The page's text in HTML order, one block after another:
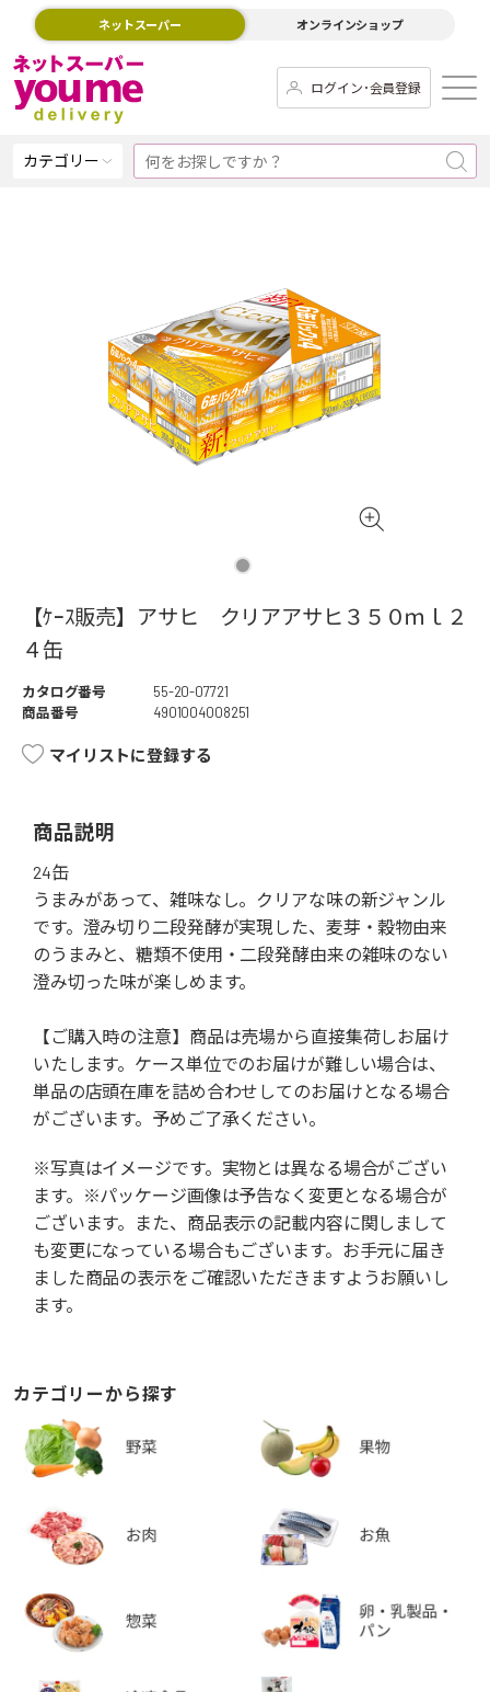
ネットスーパー オンラインショップ
ログイン･会員登録
カテゴリー
【ｹｰｽ販売】アサヒ クリアアサヒ３５０ｍｌ２
４缶
カタログ番号
55-20-07721
商品番号
4901004008251
マイリストに登録する
商品説明
24缶
うまみがあって、雑味なし。クリアな味の新ジャンル
です。澄み切り二段発酵が実現した、麦芽・穀物由来
のうまみと、糖類不使用・二段発酵由来の雑味のない
澄み切った味が楽しめます。
【ご購入時の注意】商品は売場から直接集荷しお届け
いたします。ケース単位でのお届けが難しい場合は、
単品の店頭在庫を詰め合わせしてのお届けとなる場合
がございます。予めご了承ください。
※写真はイメージです。実物とは異なる場合がござい
ます。※パッケージ画像は予告なく変更となる場合が
ございます。また、商品表示の記載内容に関しまして
も変更になっている場合もございます。お手元に届き
ました商品の表示をご確認いただきますようお願いし
ます。
カテゴリーから探す